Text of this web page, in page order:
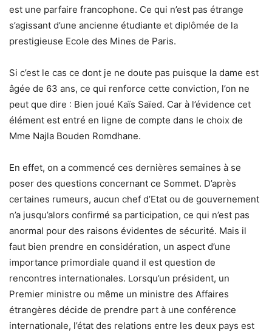
est une parfaire francophone. Ce qui n’est pas étrange
s’agissant d’une ancienne étudiante et diplômée de la
prestigieuse Ecole des Mines de Paris.
Si c’est le cas ce dont je ne doute pas puisque la dame est
âgée de 63 ans, ce qui renforce cette conviction, l’on ne
peut que dire : Bien joué Kaïs Saïed. Car à l’évidence cet
élément est entré en ligne de compte dans le choix de
Mme Najla Bouden Romdhane.
En effet, on a commencé ces dernières semaines à se
poser des questions concernant ce Sommet. D’après
certaines rumeurs, aucun chef d’Etat ou de gouvernement
n’a jusqu’alors confirmé sa participation, ce qui n’est pas
anormal pour des raisons évidentes de sécurité. Mais il
faut bien prendre en considération, un aspect d’une
importance primordiale quand il est question de
rencontres internationales. Lorsqu’un président, un
Premier ministre ou même un ministre des Affaires
étrangères décide de prendre part à une conférence
internationale, l’état des relations entre les deux pays est